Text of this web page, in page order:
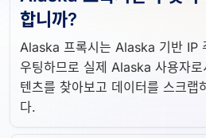
합니까?
Alaska 프록시는 Alaska 기반 IP
우팅하므로 실제 Alaska 사용자
텐츠를 찾아보고 데이터를 스크랩
다.